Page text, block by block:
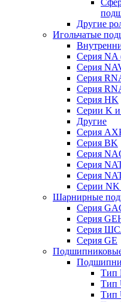
Другие
Игольчатые
Серия NA
Серия
Серия
Серия
Серия HK
Серии K и
Другие
Серия
Серия BK
Серия
Серия
Серия
Серии
Шарнирные
Серия
Серия
Серия
Серия GE
Тип
Тип
Тип